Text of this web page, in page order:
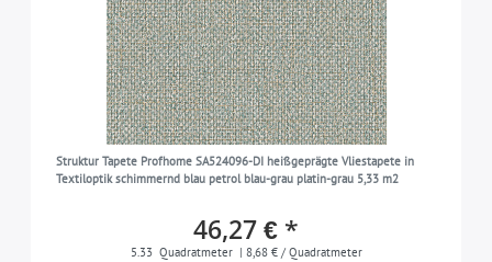
Struktur Tapete Profhome SA524096-DI heißgeprägte Vliestapete in
Textiloptik schimmernd blau petrol blau-grau platin-grau 5,33 m2
46,27 € *
5.33 Quadratmeter | 8,68 € / Quadratmeter